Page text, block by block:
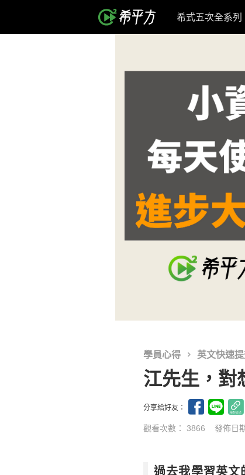
希式五次全系列
學員心得 英文快速
江先生，對
分享給好友：
觀看次數： 3866 發佈日
過去我學習英文